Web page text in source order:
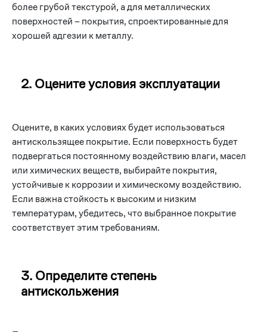
более грубой текстурой, а для металлических
поверхностей – покрытия, спроектированные для
хорошей адгезии к металлу.
2. Оцените условия эксплуатации
Оцените, в каких условиях будет использоваться
антискользящее покрытие. Если поверхность будет
подвергаться постоянному воздействию влаги, масел
или химических веществ, выбирайте покрытия,
устойчивые к коррозии и химическому воздействию.
Если важна стойкость к высоким и низким
температурам, убедитесь, что выбранное покрытие
соответствует этим требованиям.
3. Определите степень
антискольжения